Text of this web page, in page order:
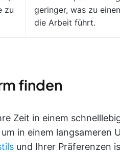
zu
geringer, was zu
die Arbeit führt.
finden
Zeit in einem
in einem langsameren
und Ihrer Präferenzen